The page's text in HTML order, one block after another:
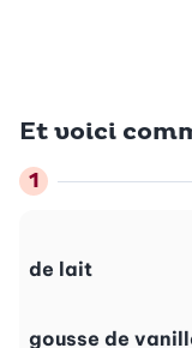
Et voici
de lait
gousse de